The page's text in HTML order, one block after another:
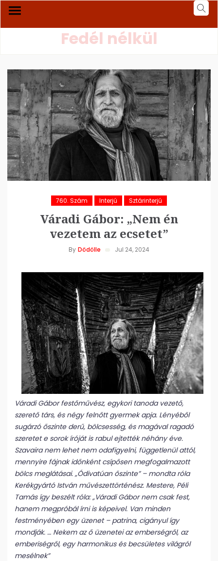
Fedél nélkül
760. Szám Interjú Sztárinterjú
Váradi Gábor: „Nem én
vezetem az ecsetet”
By Dödölle Jul 24, 2024
Váradi Gábor festőművész, egykori tanoda vezető,
szerető társ, és négy felnőtt gyermek apja. Lényéből
sugárzó őszinte derű, bölcsesség, és magával ragadó
szeretet e sorok íróját is rabul ejtették néhány éve.
Szavaira nem lehet nem odafigyelni, függetlenül attól,
mennyire fájnak időnként csípősen megfogalmazott
bölcs meglátásai. „Ódivatúan őszinte” – mondta róla
Kerékgyártó István művészettörténész. Mestere, Péli
Tamás így beszélt róla: „Váradi Gábor nem csak fest,
hanem megpróbál írni is képeivel. Van minden
festményében egy üzenet – patrina, cigányul így
mondják. … Nekem az ő üzenetei az emberségről, az
emberiségről, egy harmonikus és becsületes világról
mesélnek”